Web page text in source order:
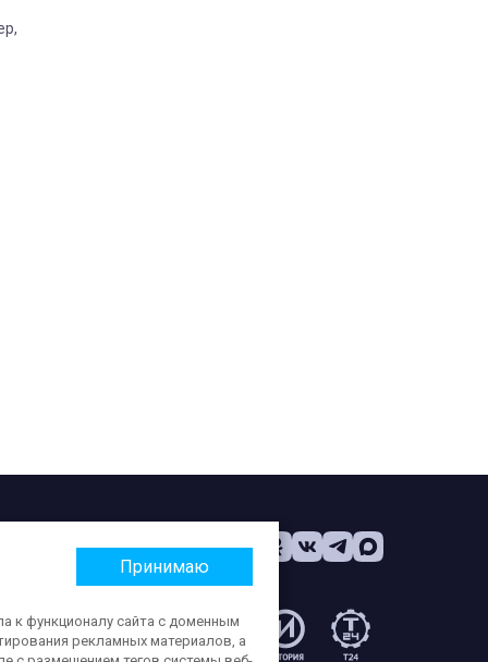
Принимаю
к функционалу сайта с доменным
рекламных материалов, а